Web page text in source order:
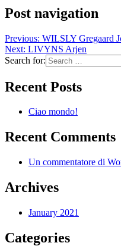
Post navigation
Previous: WILSLY Gregaard
Next: LIVYNS Arjen
Search for:
Recent Posts
Ciao mondo!
Recent Comments
Un commentatore di
Archives
January 2021
Categories